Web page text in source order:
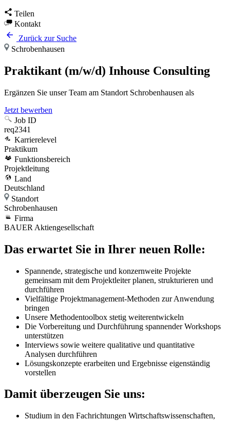
Teilen
Kontakt
Zurück zur Suche
Schrobenhausen
Praktikant (m/w/d) Inhouse Consulting
Ergänzen Sie unser Team am Standort Schrobenhausen als
Jetzt bewerben
Job ID
req2341
Karrierelevel
Praktikum
Funktionsbereich
Projektleitung
Land
Deutschland
Standort
Schrobenhausen
Firma
BAUER Aktiengesellschaft
Das erwartet Sie in Ihrer neuen Rolle:
Spannende, strategische und konzernweite Projekte
gemeinsam mit dem Projektleiter planen, strukturieren und
durchführen
Vielfältige Projektmanagement-Methoden zur Anwendung
bringen
Unsere Methodentoolbox stetig weiterentwickeln
Die Vorbereitung und Durchführung spannender Workshops
unterstützen
Interviews sowie weitere qualitative und quantitative
Analysen durchführen
Lösungskonzepte erarbeiten und Ergebnisse eigenständig
vorstellen
Damit überzeugen Sie uns:
Studium in den Fachrichtungen Wirtschaftswissenschaften,